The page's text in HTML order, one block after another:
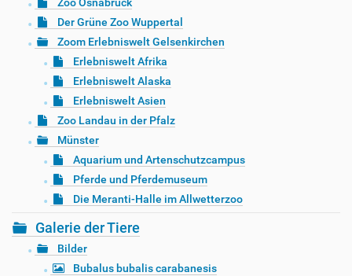
Zoo Osnabrück
Der Grüne Zoo Wuppertal
Zoom Erlebniswelt Gelsenkirchen
Erlebniswelt Afrika
Erlebniswelt Alaska
Erlebniswelt Asien
Zoo Landau in der Pfalz
Münster
Aquarium und Artenschutzcampus
Pferde und Pferdemuseum
Die Meranti-Halle im Allwetterzoo
Galerie der Tiere
Bilder
Bubalus bubalis carabanesis